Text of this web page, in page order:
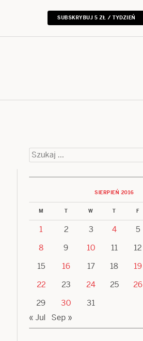
SUBSKRYBUJ 5 ZŁ / TYDZIEŃ
Szukaj:
SIERPIEŃ 2016
M T W T F
1 2 3 4 5
8
9 10 11 12
15
16 17 18 19
22
23 24 25 26
29
30
31
« Jul
Sep »